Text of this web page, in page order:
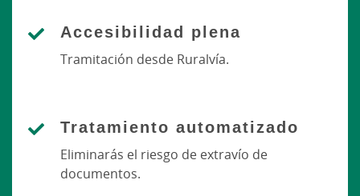
Accesibilidad plena
Tramitación desde Ruralvía.
Tratamiento automatizado
Eliminarás el riesgo de extravío de
documentos.